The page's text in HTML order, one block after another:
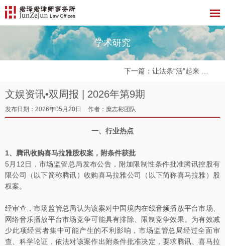
学术研究
下一篇 ：让法条“活”起来 ——《医疗保障基金使用监督管理条例实施细则》 核心要点解读与普法实践思考
文娱资讯•双周报 | 2026年第9期
发布日期：2026年05月20日 作者：糜志彬团队
一、行业热点
1、腾讯收购喜马拉雅股权案，附条件获批
5月12日，市场监管总局发布公告，附加限制性条件批准腾讯控股有
限公司（以下简称腾讯）收购喜马拉雅公司（以下简称喜马拉雅）股
权案。
经审查，市场监管总局认为该案对中国境内在线音频播放平台市场、
网络音乐播放平台市场竞争可能具有排除、限制竞争效果。为有效减
少此项经营者集中可能产生的不利影响，市场监管总局经过全面审
查、科学论证，依法对该案作出附条件批准决定，要求腾讯、喜马拉